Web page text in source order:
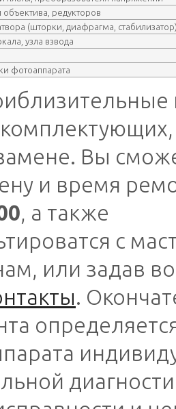
редукторов
(шторки, диафрагма,
узла взвода
фотоаппарата
Вы
и время
, а также
с
или задав
.